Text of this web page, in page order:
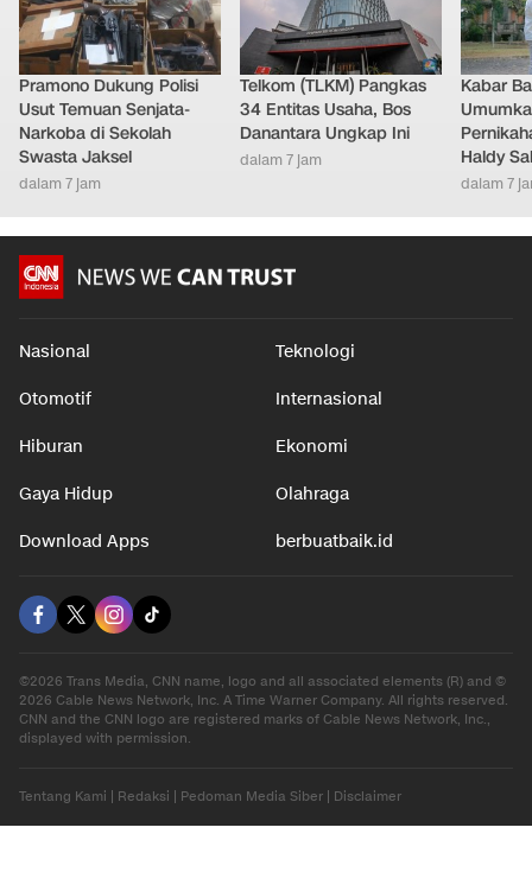
Pramono Dukung Polisi
Usut Temuan Senjata-
Narkoba di Sekolah
Swasta Jaksel
dalam 7 jam
Telkom (TLKM) Pangkas
34 Entitas Usaha, Bos
Danantara Ungkap Ini
dalam 7 jam
Kabar
Haldy
dalam 7
Nasional Teknologi
Otomotif Internasional
Hiburan Ekonomi
Gaya Hidup Olahraga
Download Apps berbuatbaik.id
©2026 Trans Media, CNN name, logo and all associated elements (R) and ©
2026 Cable News Network, Inc. A Time Warner Company. All rights reserved.
CNN and the CNN logo are registered marks of Cable News Network, Inc.,
displayed with permission.
Tentang Kami Redaksi Pedoman Media Siber Disclaimer